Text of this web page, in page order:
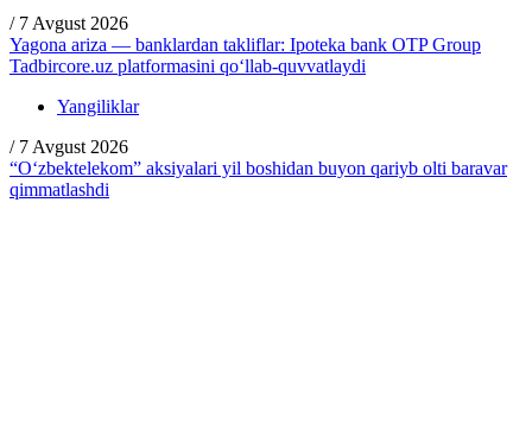
/ 7 Avgust 2026
Yagona ariza — banklardan takliflar: Ipoteka bank OTP Group
Tadbircore.uz platformasini qo‘llab-quvvatlaydi
Yangiliklar
/ 7 Avgust 2026
“O‘zbektelekom” aksiyalari yil boshidan buyon qariyb olti baravar
qimmatlashdi